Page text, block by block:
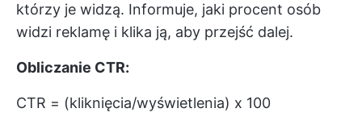
którzy je widzą. Informuje, jaki procent osób
widzi reklamę i klika ją, aby przejść dalej.
Obliczanie CTR:
CTR = (kliknięcia/wyświetlenia) x 100